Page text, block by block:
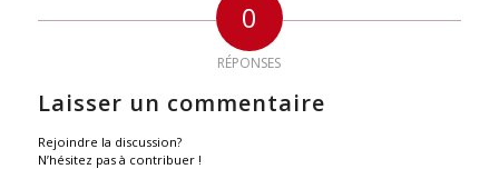
0
RÉPONSES
Laisser un commentaire
Rejoindre la discussion?
N’hésitez pas à contribuer !